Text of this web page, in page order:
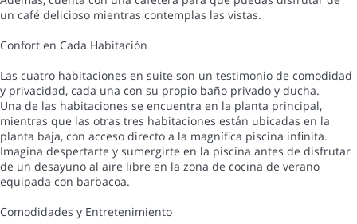
un café delicioso mientras contemplas las vistas.
Confort en Cada Habitación
Las cuatro habitaciones en suite son un testimonio de comodidad
y privacidad, cada una con su propio baño privado y ducha.
Una de las habitaciones se encuentra en la planta principal,
mientras que las otras tres habitaciones están ubicadas en la
planta baja, con acceso directo a la magnífica piscina infinita.
Imagina despertarte y sumergirte en la piscina antes de disfrutar
de un desayuno al aire libre en la zona de cocina de verano
equipada con barbacoa.
Comodidades y Entretenimiento